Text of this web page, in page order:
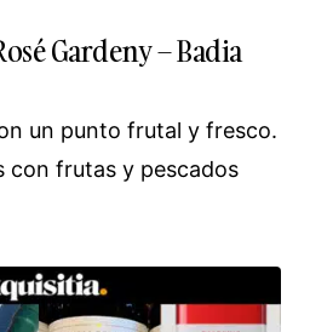
Gardeny – Badia
un punto frutal y fresco.
con frutas y pescados